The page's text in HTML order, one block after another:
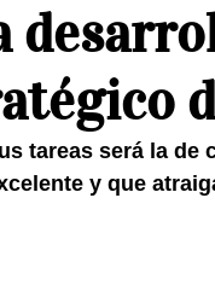
tareas será la
y que